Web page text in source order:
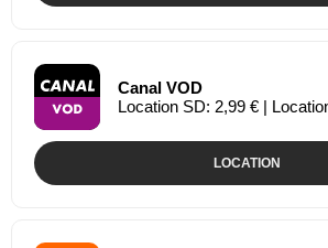
Canal VOD
Location SD: 2,99 € |
LOCATION